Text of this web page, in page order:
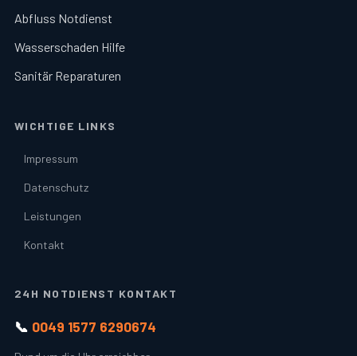
Abfluss Notdienst
Wasserschaden Hilfe
Sanitär Reparaturen
WICHTIGE LINKS
Impressum
Datenschutz
Leistungen
Kontakt
24H NOTDIENST KONTAKT
📞 0049 1577 6290674